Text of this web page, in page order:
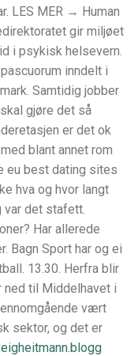
LES MER → Human
gir miljøet
i psykisk helsevern.
inndelt i
Samtidig jobber
gjøre det så
er det ok
blant annet rom
eu best dating sites
hva og hvor langt
var det stafett.
Har allerede
Bagn Sport har og ei
13.30. Herfra blir
til Middelhavet i
vært
sektor, og det er